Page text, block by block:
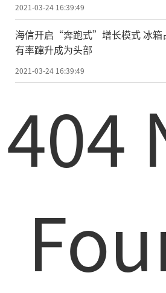
发布的《2020年中国家电
示，在2020年，消费者对
产品的需求激增。高端家
显趋势，则是消费者在选
化产品往往在外观设计、
近，会令整个家居空间布
化家电在设计、功能和体
致性，消费者使用起来更
了家电套系化的快速发展，
监测数据，去年中国智能
增加15.1%，达到84.2%。
技术的快速发展，人工智
2021-03-24 16:39:49
海信开启“奔跑式”增长模式 冰箱
有率蹿升成为头部
2021-03-24 16:39:49
404